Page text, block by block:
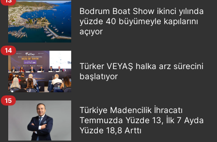
Bodrum Boat Show ikinci yılında
yüzde 40 büyümeyle kapılarını
açıyor
Türker VEYAŞ halka arz sürecini
başlatıyor
14
Türkiye Madencilik İhracatı
Temmuzda Yüzde 13, İlk 7 Ayda
Yüzde 18,8 Arttı
15